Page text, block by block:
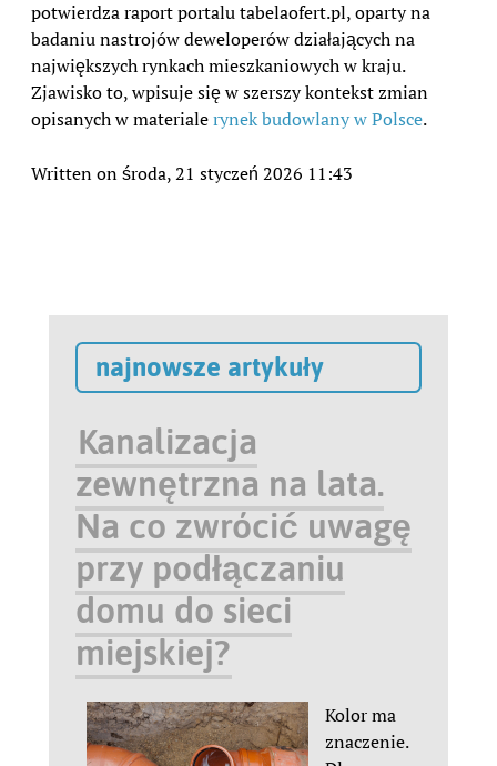
potwierdza raport portalu tabelaofert.pl, oparty na
badaniu nastrojów deweloperów działających na
największych rynkach mieszkaniowych w kraju.
Zjawisko to, wpisuje się w szerszy kontekst zmian
opisanych w materialerynek budowlany w Polsce.
Written on środa, 21 styczeń 2026 11:43
najnowsze artykuły
Kanalizacja
zewnętrzna na lata.
Na co zwrócić uwagę
przy podłączaniu
domu do sieci
miejskiej?
Kolor ma
znaczenie.